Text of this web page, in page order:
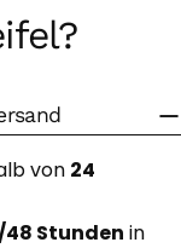
von 24
48 Stunden in